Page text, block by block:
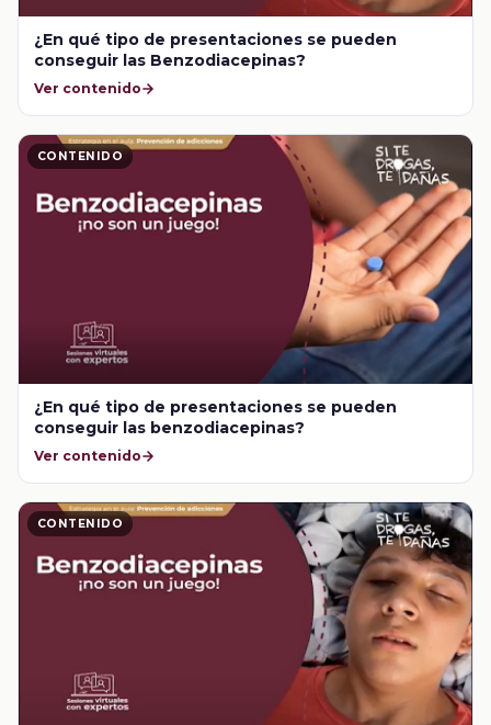
¿En qué tipo de presentaciones se pueden
conseguir las Benzodiacepinas?
Ver contenido
CONTENIDO
¿En qué tipo de presentaciones se pueden
conseguir las benzodiacepinas?
Ver contenido
CONTENIDO